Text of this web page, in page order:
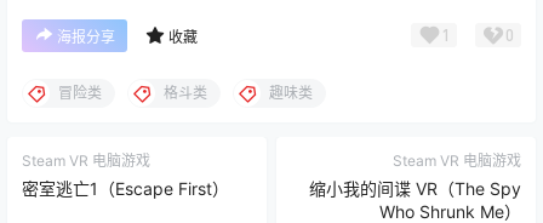
海报分享 收藏 1 0
冒险类 格斗类 趣味类
Steam VR 电脑游戏
密室逃亡1（Escape First）
Steam VR 电脑游戏
缩小我的间谍 VR（The Spy
Who Shrunk Me）